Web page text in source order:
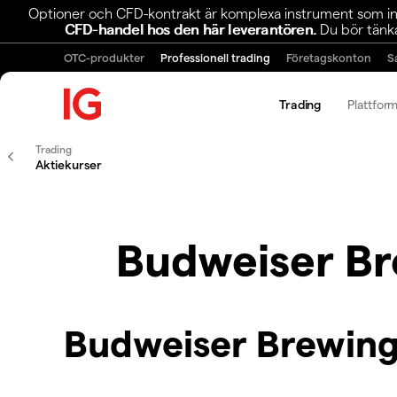
Optioner och CFD-kontrakt är komplexa instrument som
CFD-handel hos den här leverantören. Du bör
OTC-produkter Professionell trading Företagskonton
Trading
Trading
Aktiekurser
Budweiser
Budweiser